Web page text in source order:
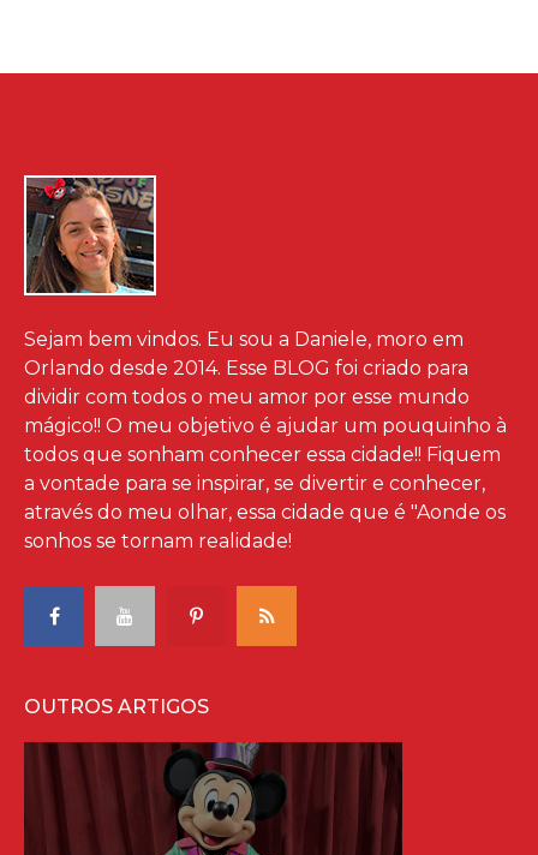
Sejam bem vindos. Eu sou a Daniele, moro em
Orlando desde 2014. Esse BLOG foi criado para
dividir com todos o meu amor por esse mundo
mágico!! O meu objetivo é ajudar um pouquinho à
todos que sonham conhecer essa cidade!! Fiquem
a vontade para se inspirar, se divertir e conhecer,
através do meu olhar, essa cidade que é "Aonde os
sonhos se tornam realidade!
OUTROS ARTIGOS